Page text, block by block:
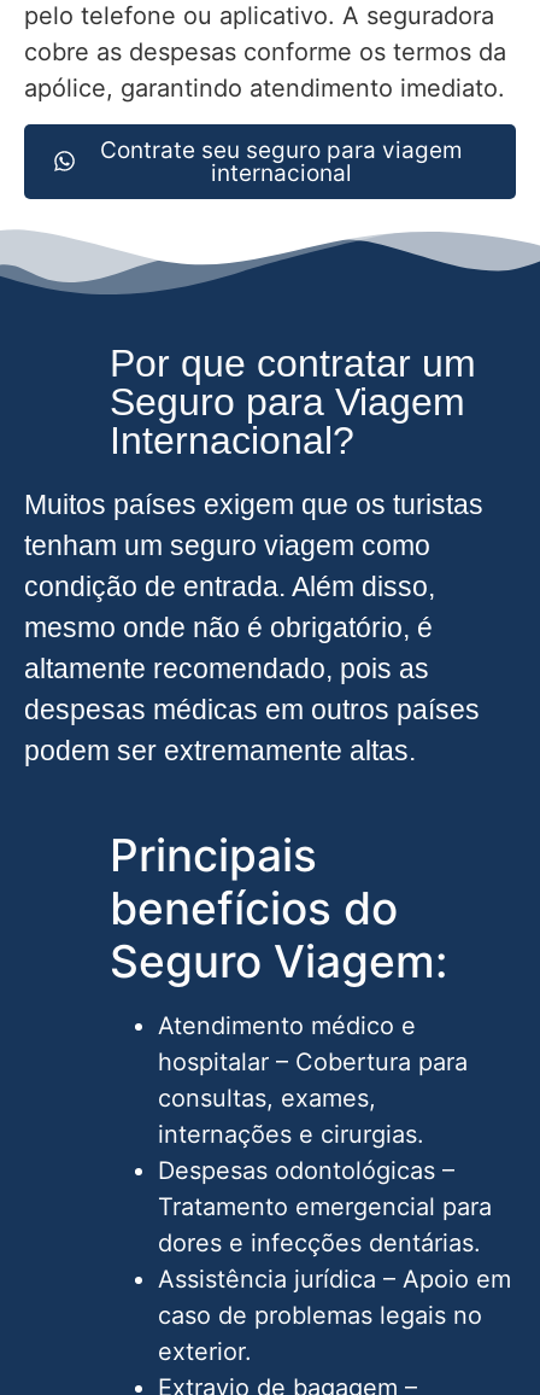
pelo telefone ou aplicativo. A seguradora
cobre as despesas conforme os termos da
apólice, garantindo atendimento imediato.
Contrate seu seguro para viagem
internacional
Por que contratar um
Seguro para Viagem
Internacional?
Muitos países exigem que os turistas
tenham um seguro viagem como
condição de entrada. Além disso,
mesmo onde não é obrigatório, é
altamente recomendado, pois as
despesas médicas em outros países
podem ser extremamente altas.
Principais
benefícios do
Seguro Viagem:
Atendimento médico e
hospitalar – Cobertura para
consultas, exames,
internações e cirurgias.
Despesas odontológicas –
Tratamento emergencial para
dores e infecções dentárias.
Assistência jurídica – Apoio em
caso de problemas legais no
exterior.
Extravio de bagagem –